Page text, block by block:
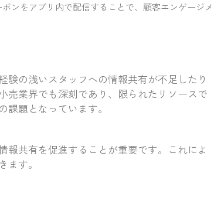
ンをアプリ内で配信することで、顧客エンゲージメ
の浅いスタッフへの情報共有が不足したり
売業界でも深刻であり、限られたリソースで
題となっています。
共有を促進することが重要です。これによ
す。